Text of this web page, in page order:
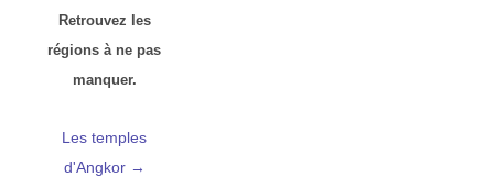
Retrouvez les
régions à ne pas
manquer.
Les temples
d'Angkor →